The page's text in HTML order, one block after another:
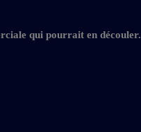
qui pourrait en découler.